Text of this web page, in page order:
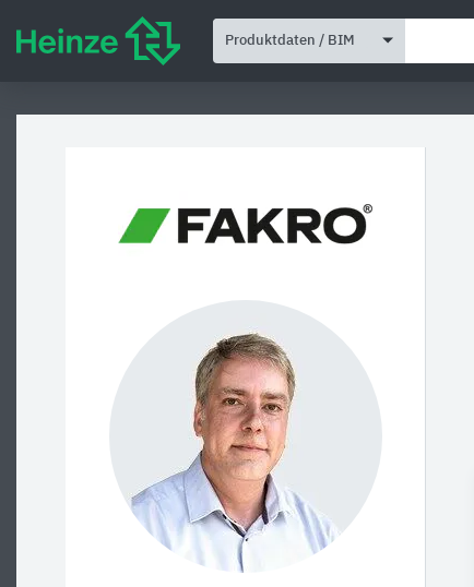
Produktdaten / BIM